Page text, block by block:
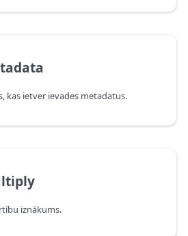
kas ietver ievades metadatus.
iznākums.